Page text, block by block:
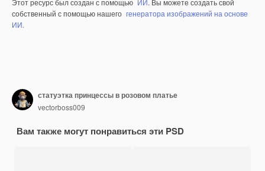
Этот ресурс был создан с помощью ИИ. Вы можете создать свой
собственный с помощью нашего генератора изображений на основе
ИИ.
статуэтка принцессы в розовом платье
vectorboss009
Вам также могут понравиться эти PSD